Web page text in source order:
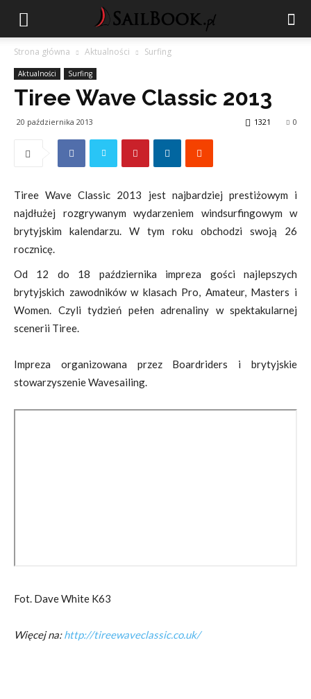
Strona główna Aktualności Surfing
Aktualności Surfing
Tiree Wave Classic 2013
20 października 2013 0
1321
Tiree Wave Classic 2013 jest najbardziej prestiżowym i
najdłużej rozgrywanym wydarzeniem windsurfingowym w
brytyjskim kalendarzu. W tym roku obchodzi swoją 26
rocznicę.
Od 12 do 18 października impreza gości najlepszych
brytyjskich zawodników w klasach Pro, Amateur, Masters i
Women. Czyli tydzień pełen adrenaliny w spektakularnej
scenerii Tiree.
Impreza organizowana przez Boardriders i brytyjskie
stowarzyszenie Wavesailing.
Fot. Dave White K63
Więcej na:http://tireewaveclassic.co.uk/